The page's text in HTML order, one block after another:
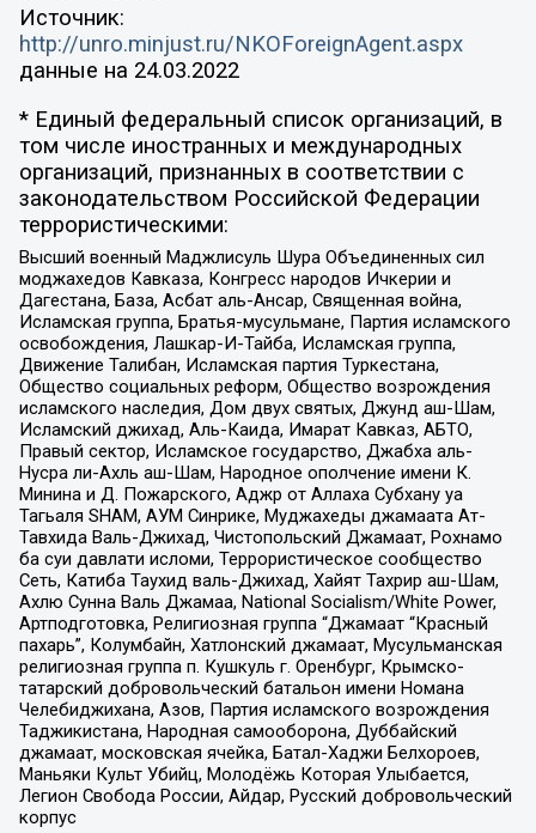
Источник:
http://unro.minjust.ru/NKOForeignAgent.aspx
данные на 24.03.2022
* Единый федеральный список организаций, в
том числе иностранных и международных
организаций, признанных в соответствии с
законодательством Российской Федерации
террористическими:
Высший военный Маджлисуль Шура Объединенных сил
моджахедов Кавказа, Конгресс народов Ичкерии и
Дагестана, База, Асбат аль-Ансар, Священная война,
Исламская группа, Братья-мусульмане, Партия исламского
освобождения, Лашкар-И-Тайба, Исламская группа,
Движение Талибан, Исламская партия Туркестана,
Общество социальных реформ, Общество возрождения
исламского наследия, Дом двух святых, Джунд аш-Шам,
Исламский джихад, Аль-Каида, Имарат Кавказ, АБТО,
Правый сектор, Исламское государство, Джабха аль-
Нусра ли-Ахль аш-Шам, Народное ополчение имени К.
Минина и Д. Пожарского, Аджр от Аллаха Субхану уа
Тагьаля SHAM, АУМ Синрике, Муджахеды джамаата Ат-
Тавхида Валь-Джихад, Чистопольский Джамаат, Рохнамо
ба суи давлати исломи, Террористическое сообщество
Сеть, Катиба Таухид валь-Джихад, Хайят Тахрир аш-Шам,
Ахлю Сунна Валь Джамаа, National Socialism/White Power,
Артподготовка, Религиозная группа “Джамаат “Красный
пахарь”, Колумбайн, Хатлонский джамаат, Мусульманская
религиозная группа п. Кушкуль г. Оренбург, Крымско-
татарский добровольческий батальон имени Номана
Челебиджихана, Азов, Партия исламского возрождения
Таджикистана, Народная самооборона, Дуббайский
джамаат, московская ячейка, Батал-Хаджи Белхороев,
Маньяки Культ Убийц, Молодёжь Которая Улыбается,
Легион Свобода России, Айдар, Русский добровольческий
корпус